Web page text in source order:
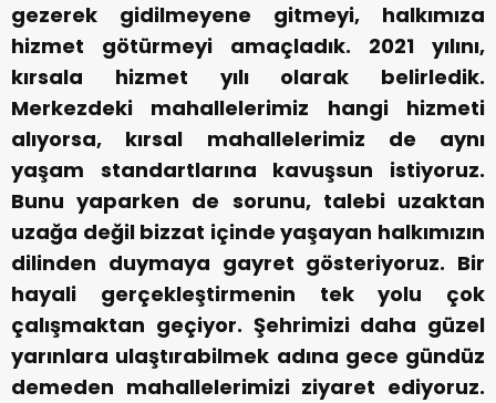
gezerek gidilmeyene gitmeyi, halkımıza
hizmet götürmeyi amaçladık. 2021 yılını,
kırsala hizmet yılı olarak belirledik.
Merkezdeki mahallelerimiz hangi hizmeti
alıyorsa, kırsal mahallelerimiz de aynı
yaşam standartlarına kavuşsun istiyoruz.
Bunu yaparken de sorunu, talebi uzaktan
uzağa değil bizzat içinde yaşayan halkımızın
dilinden duymaya gayret gösteriyoruz. Bir
hayali gerçekleştirmenin tek yolu çok
çalışmaktan geçiyor. Şehrimizi daha güzel
yarınlara ulaştırabilmek adına gece gündüz
demeden mahallelerimizi ziyaret ediyoruz.